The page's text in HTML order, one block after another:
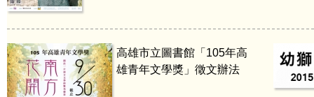
高雄市立圖書館「105年高
雄青年文學獎」徵文辦法